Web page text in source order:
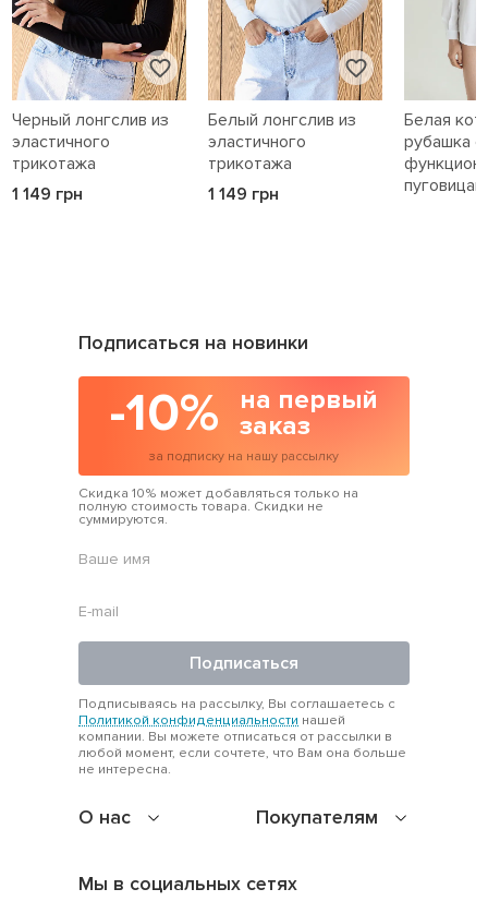
Черный лонгслив из
эластичного
трикотажа
1 149 грн
Белый лонгслив из
эластичного
трикотажа
1 149 грн
Белая
рубашка с
О нас Покупателям
Подписаться на новинки
-10%
на первый
заказ
за подписку на нашу рассылку
Скидка 10% может добавляться только на
полную стоимость товара. Скидки не
суммируются.
Подписаться
Подписываясь на рассылку, Вы соглашаетесь с
Политикой конфиденциальности нашей
компании. Вы можете отписаться от рассылки в
любой момент, если сочтете, что Вам она больше
не интересна.
Мы в социальных сетях